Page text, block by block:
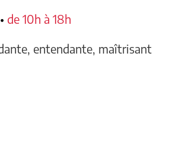
• de 10h à 18h
entendante, maîtrisant